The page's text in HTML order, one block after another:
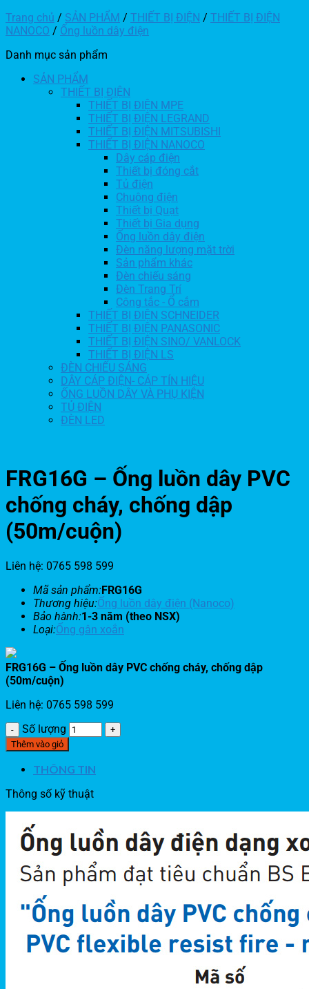
Trang chủ / SẢN PHẨM / THIẾT BỊ ĐIỆN / THIẾT BỊ ĐIỆN
NANOCO / Ống luồn dây điện
Danh mục sản phẩm
SẢN PHẨM
THIẾT BỊ ĐIỆN
THIẾT BỊ ĐIỆN MPE
THIẾT BỊ ĐIỆN LEGRAND
THIẾT BỊ ĐIỆN MITSUBISHI
THIẾT BỊ ĐIỆN NANOCO
Dây cáp điện
Thiết bị đóng cắt
Tủ điện
Chuông điện
Thiết bị Quạt
Thiết bị Gia dụng
Ống luồn dây điện
Đèn năng lượng mặt trời
Sản phẩm khác
Đèn chiếu sáng
Đèn Trang Trí
Công tắc - Ổ cắm
THIẾT BỊ ĐIỆN SCHNEIDER
THIẾT BỊ ĐIỆN PANASONIC
THIẾT BỊ ĐIỆN SINO/ VANLOCK
THIẾT BỊ ĐIỆN LS
ĐÈN CHIẾU SÁNG
DÂY CÁP ĐIỆN- CÁP TÍN HIỆU
ỐNG LUỒN DÂY VÀ PHỤ KIỆN
TỦ ĐIỆN
ĐÈN LED
FRG16G – Ống luồn dây PVC
chống cháy, chống dập
(50m/cuộn)
Liên hệ: 0765 598 599
Mã sản phẩm:FRG16G
Thương hiệu:Ống luồn dây điện (Nanoco)
Bảo hành:1-3 năm (theo NSX)
Loại:Ống gân xoắn
FRG16G – Ống luồn dây PVC chống cháy, chống dập
(50m/cuộn)
Liên hệ: 0765 598 599
Số lượng
Thêm vào giỏ
THÔNG TIN
Thông số kỹ thuật